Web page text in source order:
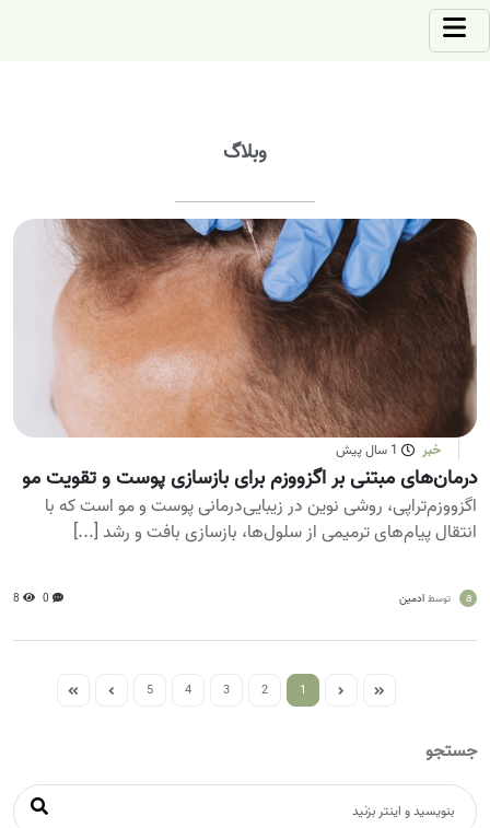
وبلاگ
خبر 1 سال پیش
درمان‌­های مبتنی بر اگزووزم برای بازسازی پوست و تقویت مو
اگزووزم‌تراپی، روشی نوین در زیبایی‌درمانی پوست و مو است که با
انتقال پیام‌های ترمیمی از سلول‌ها، بازسازی بافت و رشد [...]
a توسط ادمین 0
8
1
2
3
4
5
جستجو